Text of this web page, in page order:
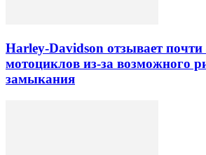
Harley-Davidson отзывает почти
мотоциклов из-за возможного
замыкания